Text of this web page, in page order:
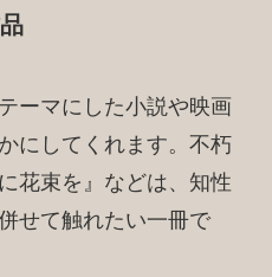
ーマにした小説や映画
にしてくれます。不朽
花束を』などは、知性
せて触れたい一冊で